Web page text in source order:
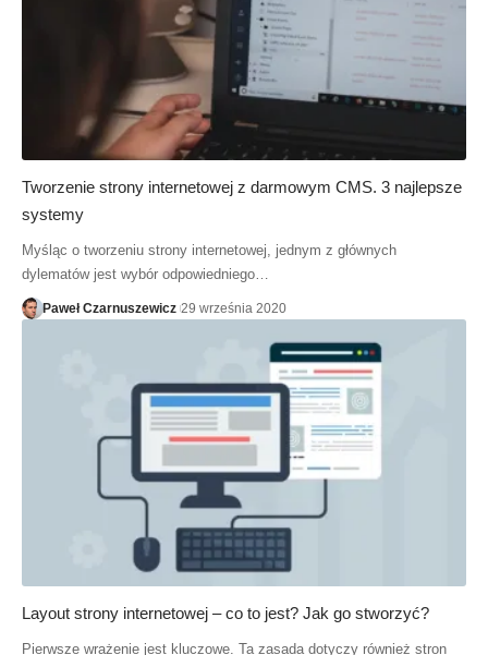
Tworzenie strony internetowej z darmowym CMS. 3 najlepsze
systemy
Myśląc o tworzeniu strony internetowej, jednym z głównych
dylematów jest wybór odpowiedniego…
Paweł Czarnuszewicz 29 września 2020
Layout strony internetowej – co to jest? Jak go stworzyć?
Pierwsze wrażenie jest kluczowe. Ta zasada dotyczy również stron